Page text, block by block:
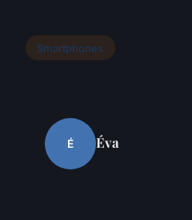
Smartphones
É Éva